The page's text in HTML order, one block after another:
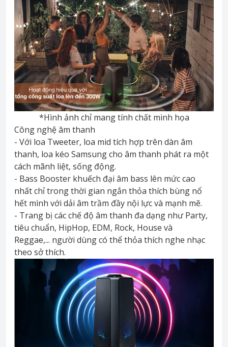
*Hình ảnh chỉ mang tính chất minh họa
Công nghệ âm thanh
- Với loa Tweeter, loa mid tích hợp trên dàn âm
thanh, loa kéo Samsung cho âm thanh phát ra một
cách mãnh liệt, sống động.
- Bass Booster khuếch đại âm bass lên mức cao
nhất chỉ trong thời gian ngắn thỏa thích bùng nổ
hết mình với dải âm trầm đầy nội lực và mạnh mẽ.
- Trang bị các chế độ âm thanh đa dạng như Party,
tiêu chuẩn, HipHop, EDM, Rock, House và
Reggae,... người dùng có thể thỏa thích nghe nhạc
theo sở thích.